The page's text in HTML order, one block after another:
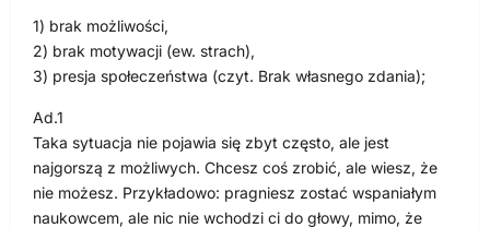
1) brak możliwości,
2) brak motywacji (ew. strach),
3) presja społeczeństwa (czyt. Brak własnego zdania);
Ad.1
Taka sytuacja nie pojawia się zbyt często, ale jest
najgorszą z możliwych. Chcesz coś zrobić, ale wiesz, że
nie możesz. Przykładowo: pragniesz zostać wspaniałym
naukowcem, ale nic nie wchodzi ci do głowy, mimo, że